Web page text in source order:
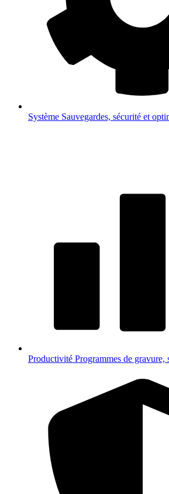
Système Sauvegardes, sécurité et
Productivité Programmes de